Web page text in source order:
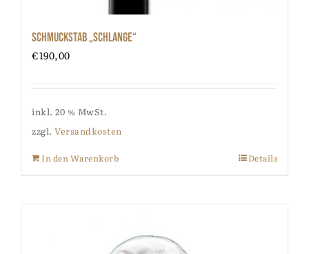
Schmuckstab „Schlange“
€190,00
inkl. 20 % MwSt.
zzgl. Versandkosten
In den Warenkorb Details